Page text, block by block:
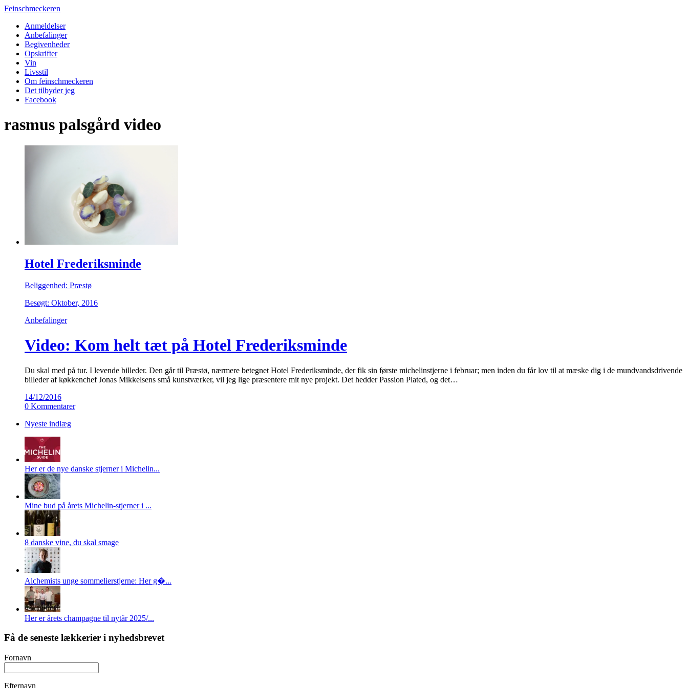
Feinschmeckeren
Anmeldelser
Anbefalinger
Begivenheder
Opskrifter
Vin
Livsstil
Om feinschmeckeren
Det tilbyder jeg
Facebook
rasmus palsgård video
Hotel Frederiksminde
Beliggenhed: Præstø
Besøgt: Oktober, 2016
Anbefalinger
Video: Kom helt tæt på Hotel Frederiksminde
Du skal med på tur. I levende billeder. Den går til Præstø, nærmere betegnet Hotel Frederiksminde, der fik sin første michelinstjerne i februar; men inden du får lov til at mæske dig i de mundvandsdrivende
billeder af køkkenchef Jonas Mikkelsens små kunstværker, vil jeg lige præsentere mit nye projekt. Det hedder Passion Plated, og det…
14/12/2016
0 Kommentarer
Nyeste indlæg
Her er de nye danske stjerner i Michelin...
Mine bud på årets Michelin-stjerner i ...
8 danske vine, du skal smage
Alchemists unge sommelierstjerne: Her g�...
Her er årets champagne til nytår 2025/...
Få de seneste lækkerier i nyhedsbrevet
Fornavn
Efternavn